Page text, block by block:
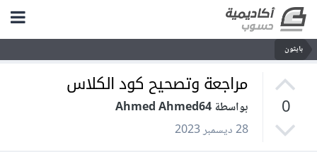
بايثون
0
مراجعة وتصحيح كود الكلاس
بواسطة Ahmed Ahmed64
28 ديسمبر 2023